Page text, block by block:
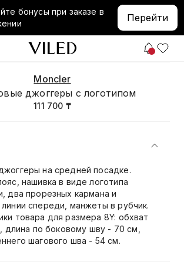
бонусы при заказе в
Перейти
Moncler
джоггеры с логотипом
111 700 ₸
на средней посадке.
нашивка в виде логотипа
два прорезных кармана и
спереди, манжеты в рубчик.
товара для размера 8Y: обхват
длина по боковому шву - 70 см,
шагового шва - 54 см.